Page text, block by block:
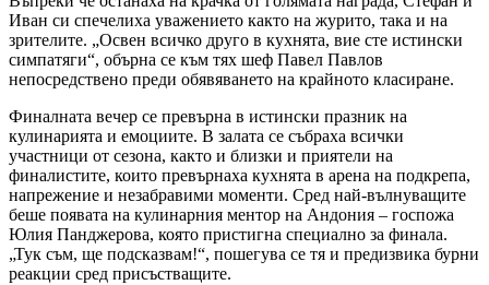
Иван си спечелиха уважението както на журито, така и на
зрителите. „Освен всичко друго в кухнята, вие сте истински
симпатяги“, обърна се към тях шеф Павел Павлов
непосредствено преди обявяването на крайното класиране.
Финалната вечер се превърна в истински празник на
кулинарията и емоциите. В залата се събраха всички
участници от сезона, както и близки и приятели на
финалистите, които превърнаха кухнята в арена на подкрепа,
напрежение и незабравими моменти. Сред най-вълнуващите
беше появата на кулинарния ментор на Андония – госпожа
Юлия Панджерова, която пристигна специално за финала.
„Тук съм, ще подсказвам!“, пошегува се тя и предизвика бурни
реакции сред присъстващите.